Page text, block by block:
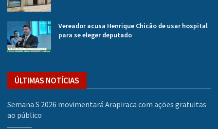
Vereador acusa Henrique Chicão de usar hospital
para se eleger deputado
ÚLTIMAS NOTÍCIAS
Semana S 2026 movimentará Arapiraca com ações gratuitas
ao público